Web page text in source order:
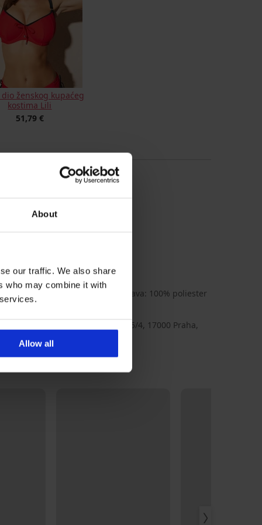
About
our traffic. We also share
who may combine it with
Allow all
ženskog kupaćeg
kostima Lili
51,79 €
materijal: 80% poliamid, 7, Podstava: 100% poliester
a.s., adresa: Na Maninách 315/4, 17000 Praha,